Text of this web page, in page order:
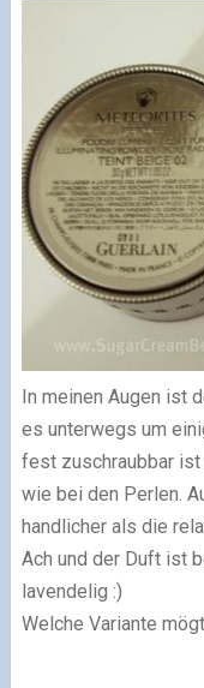
In meinen Augen ist
es unterwegs um
fest zuschraubbar ist
wie bei den Perlen.
handlicher als die
Ach und der Duft ist
lavendelig :)
Welche Variante